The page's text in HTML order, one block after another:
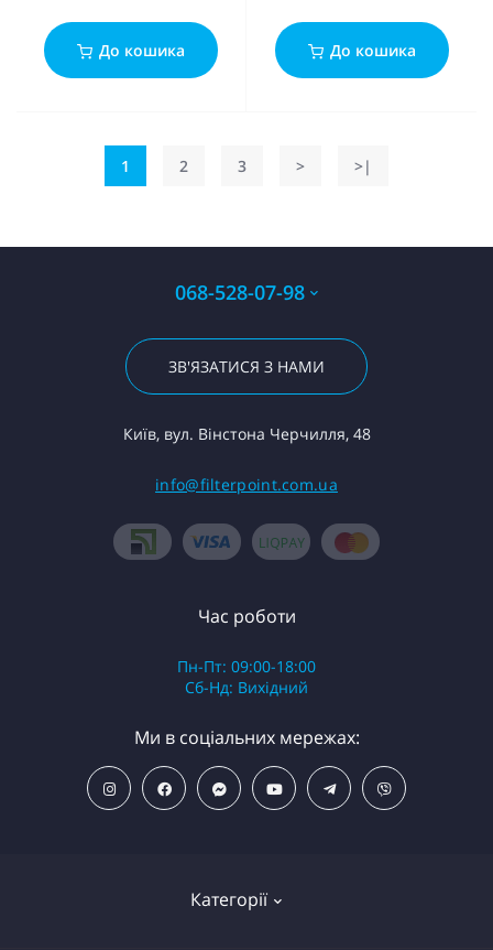
До кошика До кошика
1 2 3 > >|
068-528-07-98
ЗВ'ЯЗАТИСЯ З НАМИ
Київ, вул. Вінстона Черчилля, 48
info@filterpoint.com.ua
Категорії
Час роботи
Пн-Пт: 09:00-18:00
Сб-Нд: Вихідний
Ми в соціальних мережах: